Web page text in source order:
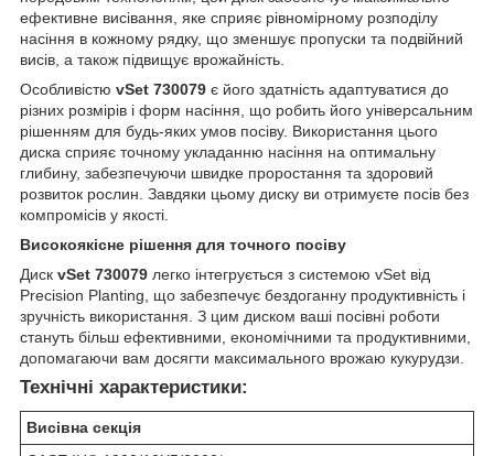
ефективне висівання, яке сприяє рівномірному розподілу
насіння в кожному рядку, що зменшує пропуски та подвійний
висів, а також підвищує врожайність.
Особливістю vSet 730079 є його здатність адаптуватися до
різних розмірів і форм насіння, що робить його універсальним
рішенням для будь-яких умов посіву. Використання цього
диска сприяє точному укладанню насіння на оптимальну
глибину, забезпечуючи швидке проростання та здоровий
розвиток рослин. Завдяки цьому диску ви отримуєте посів без
компромісів у якості.
Високоякісне рішення для точного посіву
Диск vSet 730079 легко інтегрується з системою vSet від
Precision Planting, що забезпечує бездоганну продуктивність і
зручність використання. З цим диском ваші посівні роботи
стануть більш ефективними, економічними та продуктивними,
допомагаючи вам досягти максимального врожаю кукурудзи.
Технічні характеристики:
Висівна секція